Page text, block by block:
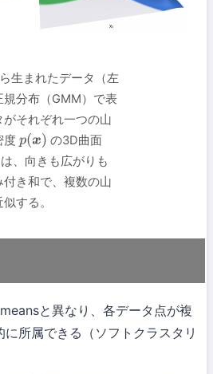
生まれたデータ（左
分布（GMM）で表
それぞれ一つの山
度 p(x)
の3D曲面
、向きも広がりも
き和で、複数の山
する。
と異なり、各データ点が複
所属できる（ソフトクラスタリ